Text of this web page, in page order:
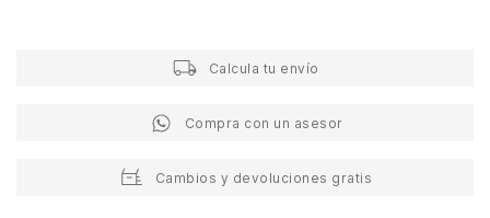
Calcula tu envío
Compra con un asesor
Cambios y devoluciones gratis